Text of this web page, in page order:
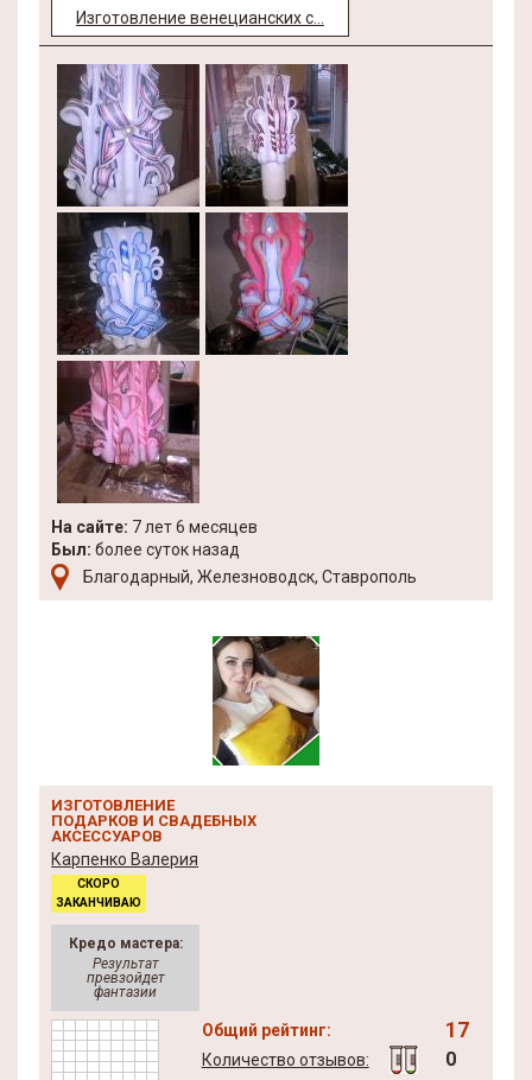
Изготовление венецианских с...
На сайте: 7 лет 6 месяцев
Был: более суток назад
Благодарный, Железноводск, Ставрополь
ИЗГОТОВЛЕНИЕ
ПОДАРКОВ И СВАДЕБНЫХ
АКСЕССУАРОВ
Карпенко Валерия
СКОРО
ЗАКАНЧИВАЮ
Кредо мастера:
Результат
превзойдет
фантазии
Общий рейтинг: 17
Количество отзывов: 0